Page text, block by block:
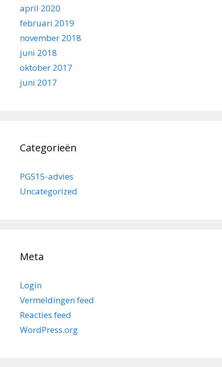
april 2020
februari 2019
november 2018
juni 2018
oktober 2017
juni 2017
Categorieën
PGS15-advies
Uncategorized
Meta
Login
Vermeldingen feed
Reacties feed
WordPress.org